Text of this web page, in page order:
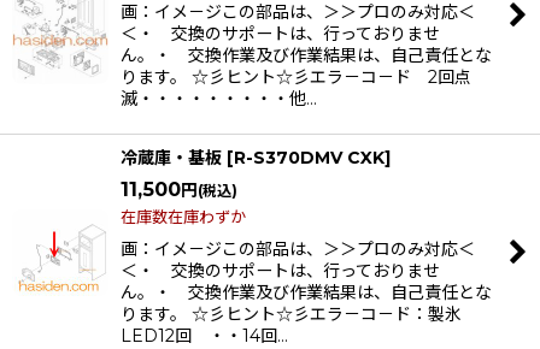
画：イメ－ジこの部品は、＞＞プロのみ対応＜
＜・ 交換のサポートは、行っておりませ
ん。・ 交換作業及び作業結果は、自己責任とな
ります。 ☆彡ヒント☆彡エラ－コ－ド 2回点
滅・・・・・・・・・他…
冷蔵庫・基板 [R-S370DMV CXK]
11,500円 (税込)
在庫数在庫わずか
画：イメ－ジこの部品は、＞＞プロのみ対応＜
＜・ 交換のサポートは、行っておりませ
ん。・ 交換作業及び作業結果は、自己責任とな
ります。 ☆彡ヒント☆彡エラ－コ－ド：製氷
LED12回 ・・14回…